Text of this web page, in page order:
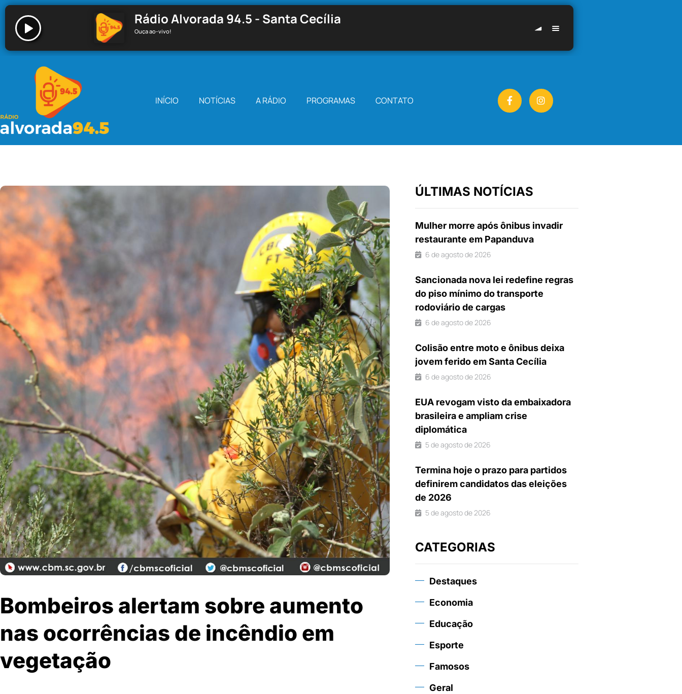
Rádio Alvorada 94.5 - Santa Cecília
Ouça ao-vivo!
Rádio Alvorada 94.5 - Santa Cecília
INÍCIO NOTÍCIAS A RÁDIO PROGRAMAS CONTATO
Bombeiros alertam sobre aumento
nas ocorrências de incêndio em
vegetação
ÚLTIMAS NOTÍCIAS
Mulher morre após ônibus invadir
restaurante em Papanduva
6 de agosto de 2026
Sancionada nova lei redefine regras
do piso mínimo do transporte
rodoviário de cargas
6 de agosto de 2026
Colisão entre moto e ônibus deixa
jovem ferido em Santa Cecília
6 de agosto de 2026
EUA revogam visto da embaixadora
brasileira e ampliam crise
diplomática
5 de agosto de 2026
Termina hoje o prazo para partidos
definirem candidatos das eleições
de 2026
5 de agosto de 2026
CATEGORIAS
Destaques
Economia
Educação
Esporte
Famosos
Geral